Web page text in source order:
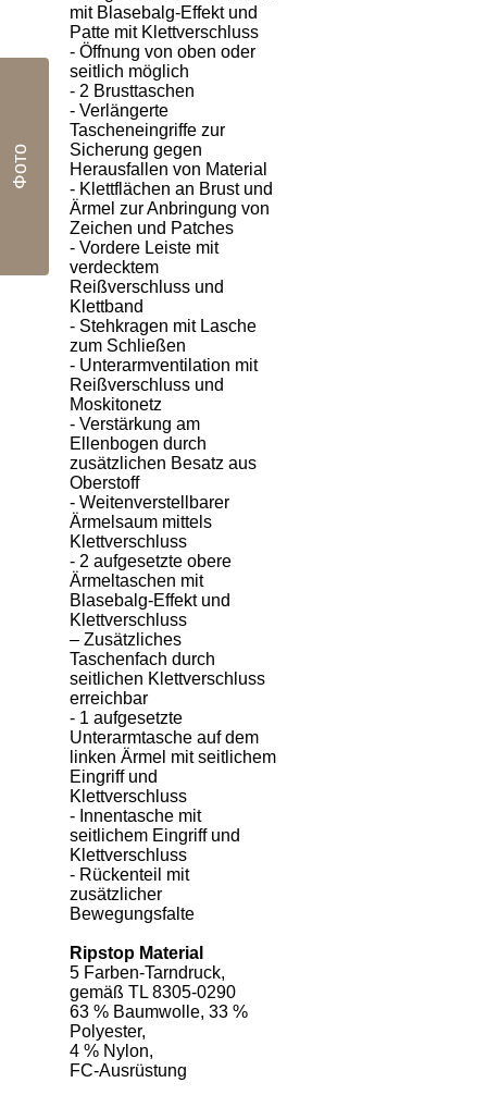
mit Blasebalg-Effekt und
Patte mit Klettverschluss
- Öffnung von oben oder
seitlich möglich
- 2 Brusttaschen
- Verlängerte
Tascheneingriffe zur
Sicherung gegen
Herausfallen von Material
- Klettflächen an Brust und
Ärmel zur Anbringung von
Zeichen und Patches
- Vordere Leiste mit
verdecktem
Reißverschluss und
Klettband
- Stehkragen mit Lasche
zum Schließen
- Unterarmventilation mit
Reißverschluss und
Moskitonetz
- Verstärkung am
Ellenbogen durch
zusätzlichen Besatz aus
Oberstoff
- Weitenverstellbarer
Ärmelsaum mittels
Klettverschluss
- 2 aufgesetzte obere
Ärmeltaschen mit
Blasebalg-Effekt und
Klettverschluss
– Zusätzliches
Taschenfach durch
seitlichen Klettverschluss
erreichbar
- 1 aufgesetzte
Unterarmtasche auf dem
linken Ärmel mit seitlichem
Eingriff und
Klettverschluss
- Innentasche mit
seitlichem Eingriff und
Klettverschluss
- Rückenteil mit
zusätzlicher
Bewegungsfalte
Ripstop Material
5 Farben-Tarndruck,
gemäß TL 8305-0290
63 % Baumwolle, 33 %
Polyester,
4 % Nylon,
FC-Ausrüstung
Фото